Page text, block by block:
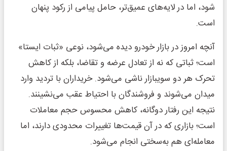
شود، اما در لایه‌های عمیق‌تر، حامل پیامی از رکود پنهان
است.
آنچه امروز در بازار خودرو دیده می‌شود، نوعی «ثبات ایستا»
است؛ ثباتی که نه از تعادل عرضه و تقاضا، بلکه از کاهش
تحرک هر دو سویبازار ناشی می‌شود. خریداران با تردید وارد
میدان می‌شوند و فروشندگان با احتیاط عقب می‌نشینند.
نتیجه این رفتار دوگانه، کاهش محسوس حجم معاملات
است؛ بازاری که در آن قیمت‌ها تغییرات محدودی دارند، اما
معامله‌ای هم به‌سختی انجام می‌شود.